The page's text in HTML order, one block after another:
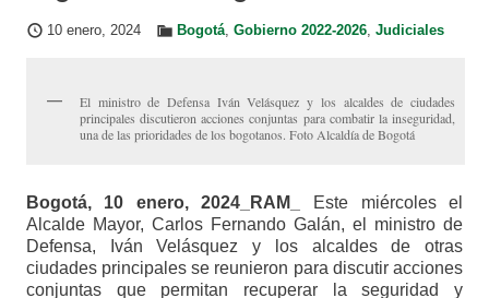
10 enero, 2024 Bogotá, Gobierno 2022-2026, Judiciales
El ministro de Defensa Iván Velásquez y los alcaldes de ciudades
principales discutieron acciones conjuntas para combatir la inseguridad,
una de las prioridades de los bogotanos. Foto Alcaldía de Bogotá
Bogotá, 10 enero, 2024_RAM_
Este miércoles el
Alcalde Mayor, Carlos Fernando Galán, el ministro de
Defensa, Iván Velásquez y los alcaldes de otras
ciudades principales se reunieron para discutir acciones
conjuntas que permitan recuperar la seguridad y